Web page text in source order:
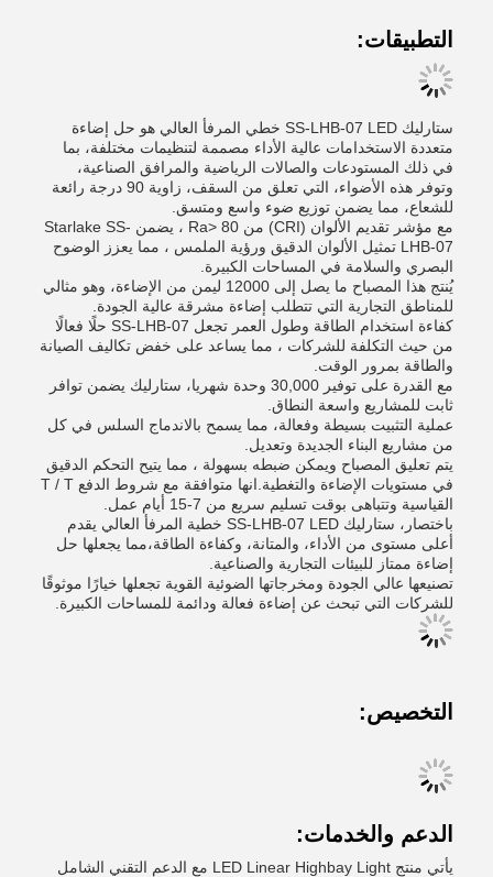
التطبيقات:
ستارليك SS-LHB-07 LED خطي المرفأ العالي هو حل إضاءة
متعددة الاستخدامات عالية الأداء مصممة لتنظيمات مختلفة، بما
في ذلك المستودعات والصالات الرياضية والمرافق الصناعية،
وتوفر هذه الأضواء، التي تعلق من السقف، زاوية 90 درجة رائعة
للشعاع، مما يضمن توزيع ضوء واسع ومتسق.
مع مؤشر تقديم الألوان (CRI) من Ra> 80 ، يضمن Starlake SS-
LHB-07 تمثيل الألوان الدقيق ورؤية الملمس ، مما يعزز الوضوح
البصري والسلامة في المساحات الكبيرة.
يُنتج هذا المصباح ما يصل إلى 12000 ليمن من الإضاءة، وهو مثالي
للمناطق التجارية التي تتطلب إضاءة مشرقة عالية الجودة.
كفاءة استخدام الطاقة وطول العمر تجعل SS-LHB-07 حلًا فعالًا
من حيث التكلفة للشركات ، مما يساعد على خفض تكاليف الصيانة
والطاقة بمرور الوقت.
مع القدرة على توفير 30,000 وحدة شهريا، ستارليك يضمن توافر
ثابت للمشاريع واسعة النطاق.
عملية التثبيت بسيطة وفعالة، مما يسمح بالاندماج السلس في كل
من مشاريع البناء الجديدة وتعديل.
يتم تعليق المصباح ويمكن ضبطه بسهولة ، مما يتيح التحكم الدقيق
في مستويات الإضاءة والتغطية.انها متوافقة مع شروط الدفع T / T
القياسية وتتباهى بوقت تسليم سريع من 7-15 أيام عمل.
باختصار، ستارليك SS-LHB-07 LED خطية المرفأ العالي يقدم
أعلى مستوى من الأداء، والمتانة، وكفاءة الطاقة،مما يجعلها حل
إضاءة ممتاز للبيئات التجارية والصناعية.
تصنيعها عالي الجودة ومخرجاتها الضوئية القوية تجعلها خيارًا موثوقًا
للشركات التي تبحث عن إضاءة فعالة ودائمة للمساحات الكبيرة.
التخصيص:
الدعم والخدمات:
يأتي منتج LED Linear Highbay Light مع الدعم التقني الشامل